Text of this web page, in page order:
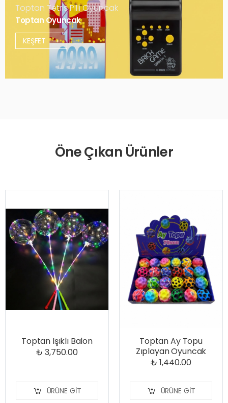
Toptan Tetris Pilli Oyuncak
Toptan Oyuncak
KEŞFET
Öne Çıkan Ürünler
Toptan Işıklı Balon
₺ 3,750.00
ÜRÜNE GIT
Toptan Ay Topu
Zıplayan Oyuncak
₺ 1,440.00
ÜRÜNE GIT